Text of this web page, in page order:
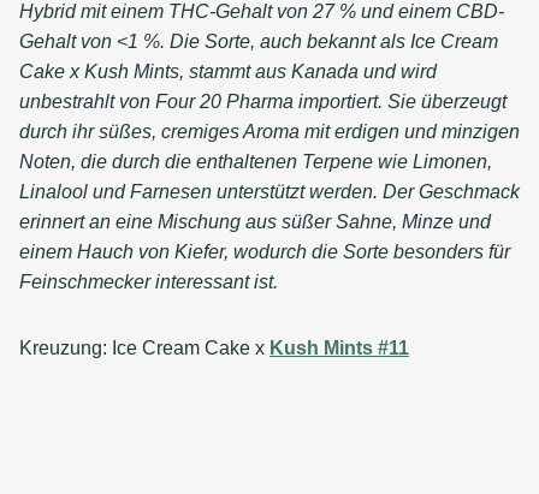
Hybrid mit einem THC-Gehalt von 27 % und einem CBD-
Gehalt von <1 %. Die Sorte, auch bekannt als Ice Cream
Cake x Kush Mints, stammt aus Kanada und wird
unbestrahlt von Four 20 Pharma importiert. Sie überzeugt
durch ihr süßes, cremiges Aroma mit erdigen und minzigen
Noten, die durch die enthaltenen Terpene wie Limonen,
Linalool und Farnesen unterstützt werden. Der Geschmack
erinnert an eine Mischung aus süßer Sahne, Minze und
einem Hauch von Kiefer, wodurch die Sorte besonders für
Feinschmecker interessant ist.
Kreuzung: Ice Cream Cake x Kush Mints #11